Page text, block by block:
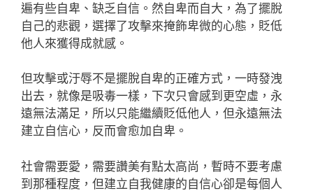
遍有些自卑、缺乏自信。然自卑而自大，為了擺脫
自己的悲觀，選擇了攻擊來掩飾卑微的心態，貶低
他人來獲得成就感。
但攻擊或汙辱不是擺脫自卑的正確方式，一時發洩
出去，就像是吸毒一樣，下次只會感到更空虛，永
遠無法滿足，所以只能繼續貶低他人，但永遠無法
建立自信心，反而會愈加自卑。
社會需要愛，需要讚美有點太高尚，暫時不要考慮
到那種程度，但建立自我健康的自信心卻是每個人